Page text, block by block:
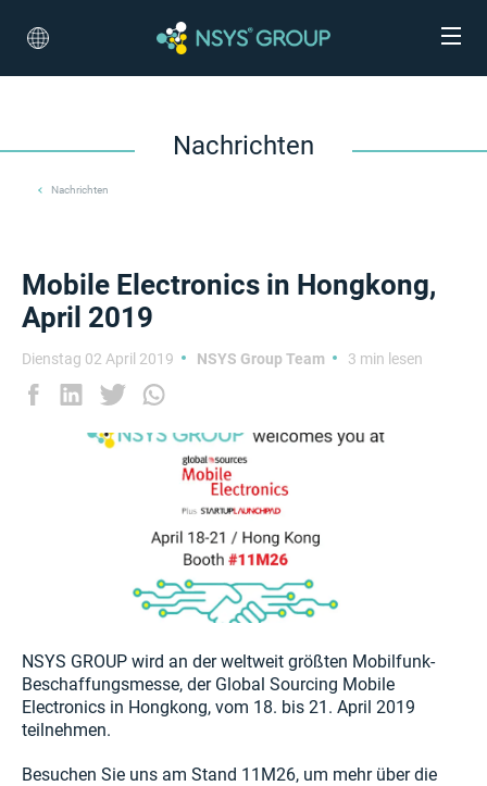
Nachrichten
Nachrichten
Mobile Electronics in Hongkong,
April 2019
Dienstag 02 April 2019 NSYS Group Team 3 min lesen
NSYS GROUP wird an der weltweit größten Mobilfunk-
Beschaffungsmesse, der Global Sourcing Mobile
Electronics in Hongkong, vom 18. bis 21. April 2019
teilnehmen.
Besuchen Sie uns am Stand 11M26, um mehr über die